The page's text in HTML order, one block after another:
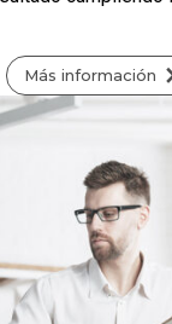
Más información